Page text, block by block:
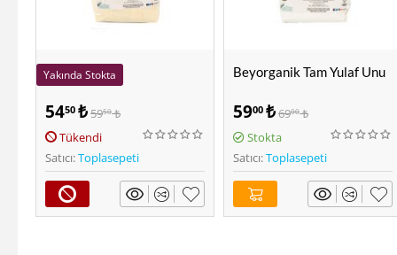
Yakında Stokta
Beyorganik Mısır Unu
(Bebeklere Özel)
5450 ₺5950 ₺
Tükendi
Satıcı:Toplasepeti
Beyorganik Tam Yulaf Unu
5900 ₺6900 ₺
Stokta
Satıcı:Toplasepeti